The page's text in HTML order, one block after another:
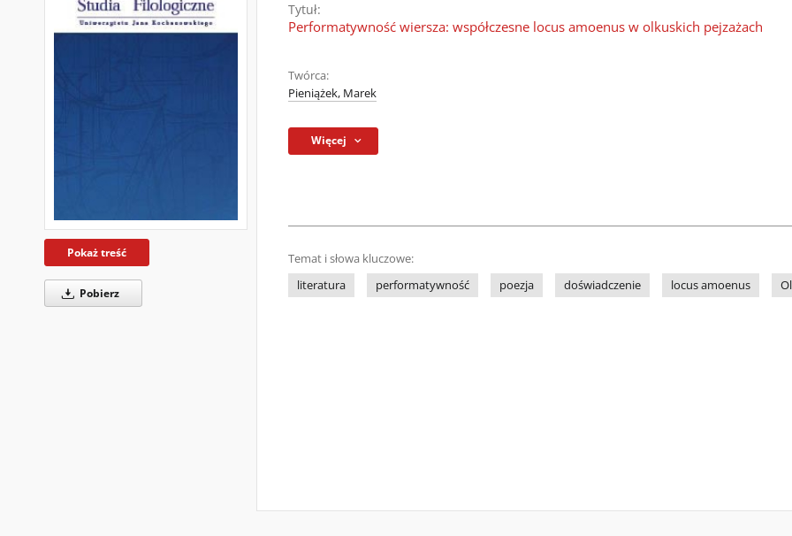
Pokaż treść
Pobierz
Tytuł:
Performatywność wiersza: współczesne locus amoenus w olkuskich pejzażach
Twórca:
Pieniążek, Marek
Więcej
Temat i słowa kluczowe:
literatura
performatywność poezja doświadczenie locus amoenus